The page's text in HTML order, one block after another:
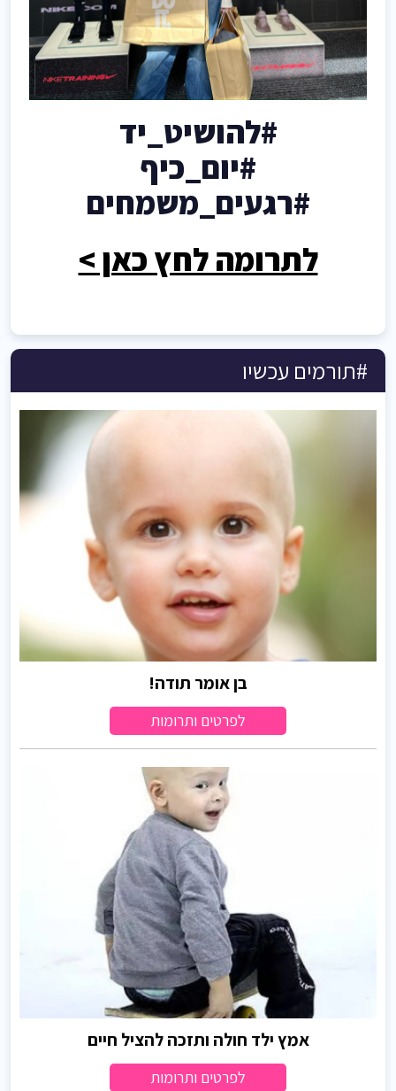
#להושיט_יד
#יום_כיף
#רגעים_משמחים
לתרומה לחץ כאן >
#תורמים עכשיו
בן אומר תודה!
לפרטים ותרומות
אמץ ילד חולה ותזכה להציל חיים
לפרטים ותרומות